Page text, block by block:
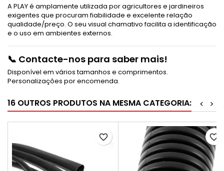
A PLAY é amplamente utilizada por agricultores e jardineiros
exigentes que procuram fiabilidade e excelente relação
qualidade/preço. O seu visual chamativo facilita a identificação
e o uso em ambientes externos.
📞 Contacte-nos para saber mais!
Disponível em vários tamanhos e comprimentos.
Personalizações por encomenda.
16 OUTROS PRODUTOS NA MESMA CATEGORIA: >
<
favorite_border favorite_border